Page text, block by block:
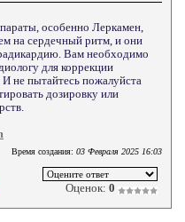
особенно Леркамен,
на сердечный ритм, и они
Вам необходимо
для коррекции
не пытайтесь пожалуйста
дозировку или
Время создания: 03 Февраля 2025 16:03
Оценок: 0